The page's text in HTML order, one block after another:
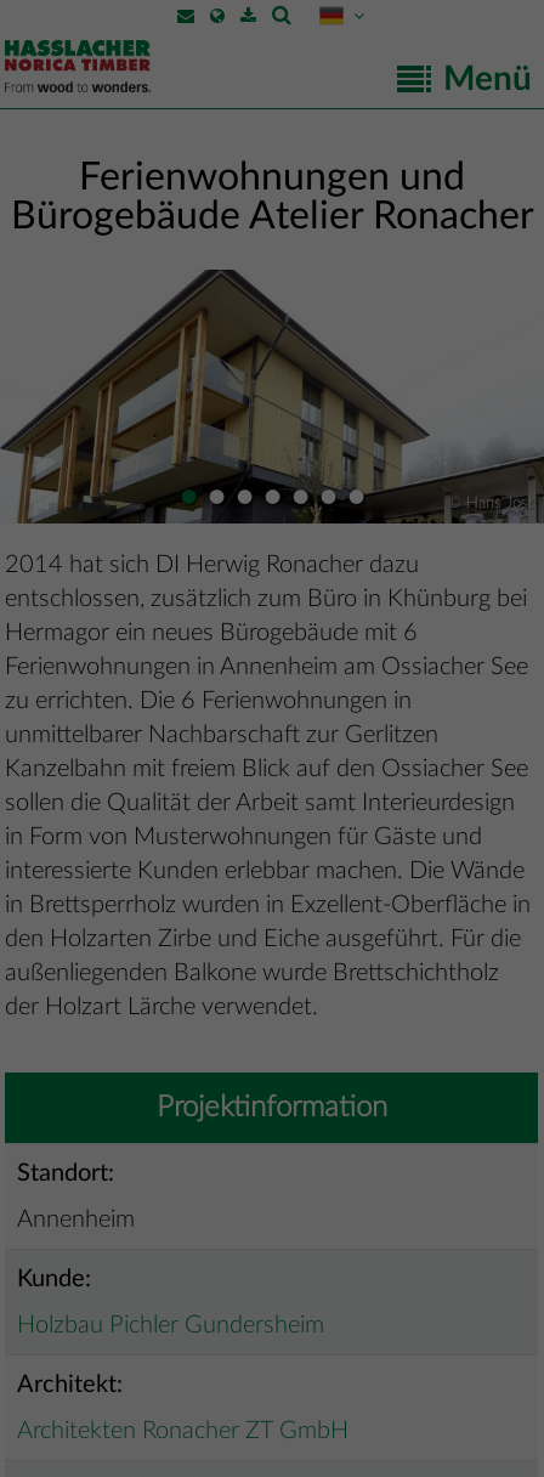
Menü
Ferienwohnungen und
Bürogebäude Atelier Ronacher
•• ••••• © Hans Jost
2014 hat sich DI Herwig Ronacher dazu
entschlossen, zusätzlich zum Büro in Khünburg bei
Hermagor ein neues Bürogebäude mit 6
Ferienwohnungen in Annenheim am Ossiacher See
zu errichten. Die 6 Ferienwohnungen in
unmittelbarer Nachbarschaft zur Gerlitzen
Kanzelbahn mit freiem Blick auf den Ossiacher See
sollen die Qualität der Arbeit samt Interieurdesign
in Form von Musterwohnungen für Gäste und
interessierte Kunden erlebbar machen. Die Wände
in Brettsperrholz wurden in Exzellent-Oberfläche in
den Holzarten Zirbe und Eiche ausgeführt. Für die
außenliegenden Balkone wurde Brettschichtholz
der Holzart Lärche verwendet.
Projektinformation
Standort:
Annenheim
Kunde:
Holzbau Pichler Gundersheim
Architekt:
Architekten Ronacher ZT GmbH